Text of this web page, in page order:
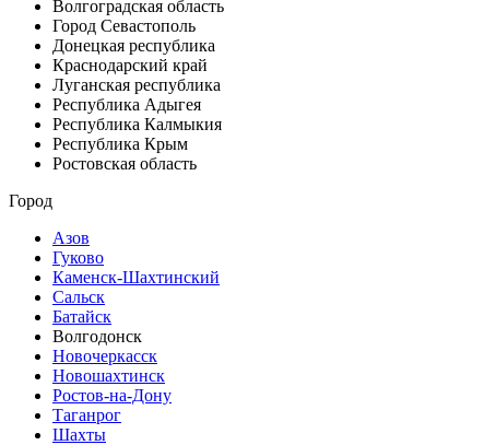
Волгоградская область
Город Севастополь
Донецкая республика
Краснодарский край
Луганская республика
Республика Адыгея
Республика Калмыкия
Республика Крым
Ростовская область
Город
Азов
Гуково
Каменск-Шахтинский
Сальск
Батайск
Волгодонск
Новочеркасск
Новошахтинск
Ростов-на-Дону
Таганрог
Шахты